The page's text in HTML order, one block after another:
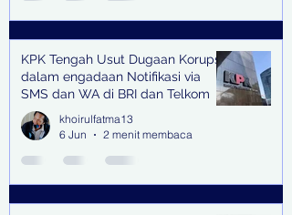
KPK Tengah Usut Dugaan Korupsi
dalam engadaan Notifikasi via
SMS dan WA di BRI dan Telkom
khoirulfatma13
6 Jun
2 menit membaca